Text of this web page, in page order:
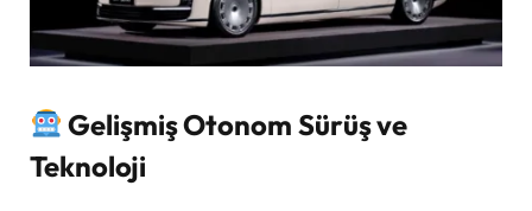
Gelişmiş Otonom Sürüş ve
Teknoloji